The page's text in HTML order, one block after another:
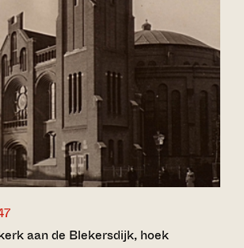
aan de Blekersdijk, hoek